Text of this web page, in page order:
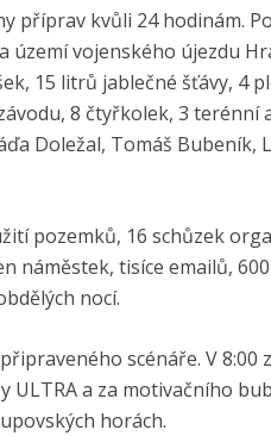
příprav kvůli 24 hodinám.
vojenského újezdu
15 litrů jablečné šťávy, 4
8 čtyřkolek, 3 terénní
Doležal, Tomáš Bubeník,
pozemků, 16 schůzek
náměstek, tisíce emailů,
nocí.
scénáře. V
a za motivačního
horách.